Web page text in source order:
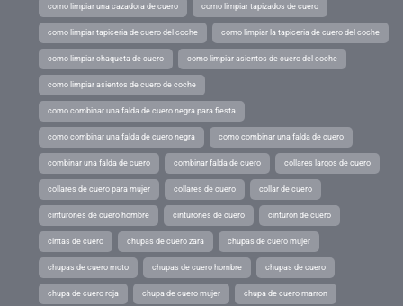
como limpiar una cazadora de cuero como limpiar tapizados de cuero
como limpiar tapiceria de cuero del coche como limpiar la tapiceria de cuero del coche
como limpiar chaqueta de cuero como limpiar asientos de cuero del coche
como limpiar asientos de cuero de coche
como combinar una falda de cuero negra para fiesta
como combinar una falda de cuero negra como combinar una falda de cuero
combinar una falda de cuero combinar falda de cuero collares largos de cuero
collares de cuero para mujer collares de cuero collar de cuero
cinturones de cuero hombre cinturones de cuero cinturon de cuero
cintas de cuero chupas de cuero zara chupas de cuero mujer
chupas de cuero moto chupas de cuero hombre chupas de cuero
chupa de cuero roja chupa de cuero mujer chupa de cuero marron